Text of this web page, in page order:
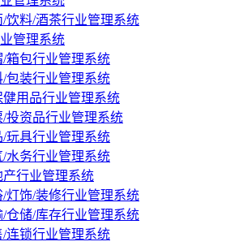
饮料/酒茶行业管理系统
管理系统
箱包行业管理系统
包装行业管理系统
用品行业管理系统
投资品行业管理系统
玩具行业管理系统
/水务行业管理系统
行业管理系统
灯饰/装修行业管理系统
仓储/库存行业管理系统
连锁行业管理系统